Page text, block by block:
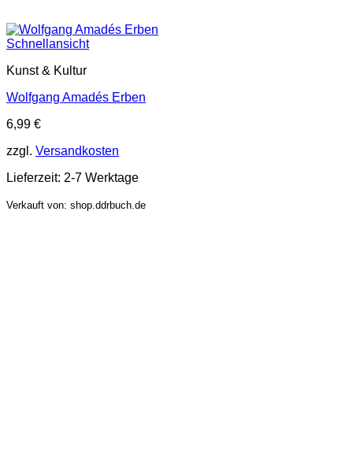
Schnellansicht
Kunst & Kultur
Wolfgang Amadés Erben
6,99 €
zzgl. Versandkosten
Lieferzeit: 2-7 Werktage
Verkauft von: shop.ddrbuch.de